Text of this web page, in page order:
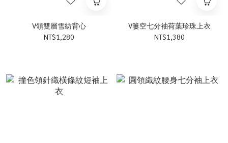
V領雙層雪紡背心
NT$1,280
V簍空七分袖荷葉珍珠上衣
NT$1,380